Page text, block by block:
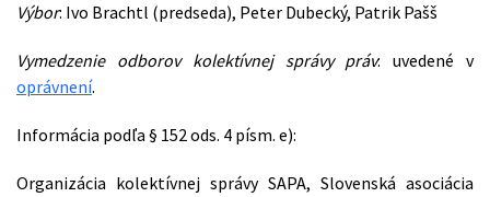
Výbor: Ivo Brachtl (predseda), Peter Dubecký, Patrik Pašš
Vymedzenie odborov kolektívnej správy práv: uvedené v
oprávnení.
Informácia podľa § 152 ods. 4 písm. e):
Organizácia kolektívnej správy SAPA, Slovenská asociácia